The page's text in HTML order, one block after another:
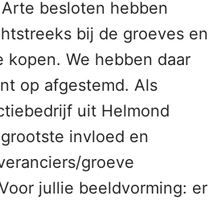
besloten hebben
bij de groeves en
kopen. We hebben daar
op afgestemd. Als
uit Helmond
invloed en
groeve
jullie beeldvorming: er